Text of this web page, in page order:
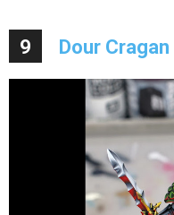
9 Dour